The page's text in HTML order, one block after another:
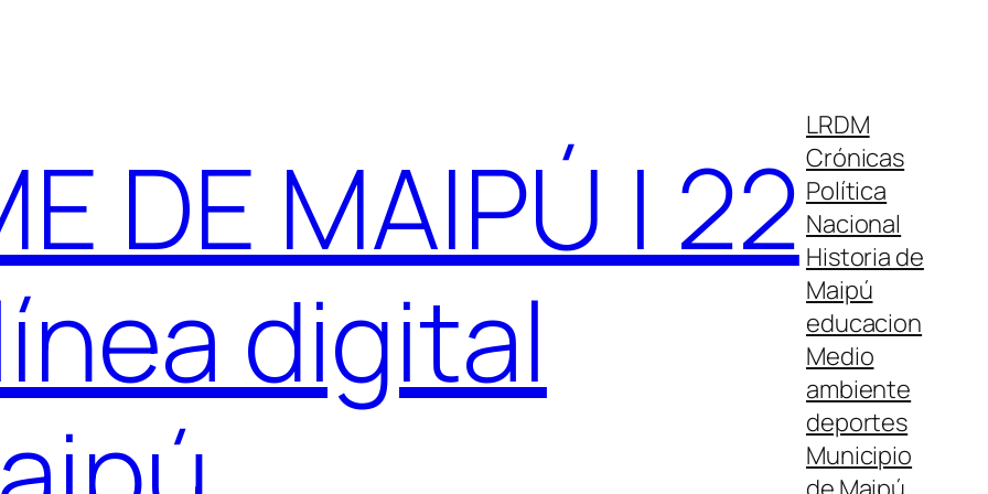
DE MAIPÚ | 22
digital
LRDM
Crónicas
Política
Nacional
Historia de
Maipú
educacion
Medio
ambiente
deportes
Municipio